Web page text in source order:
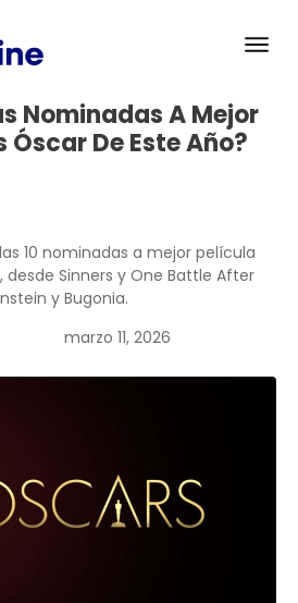
Nominadas A Mejor
Óscar De Este Año?
10 nominadas a mejor película
desde Sinners y One Battle After
y Bugonia.
marzo 11, 2026